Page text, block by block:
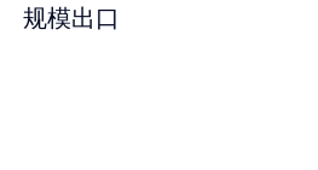
规模出口